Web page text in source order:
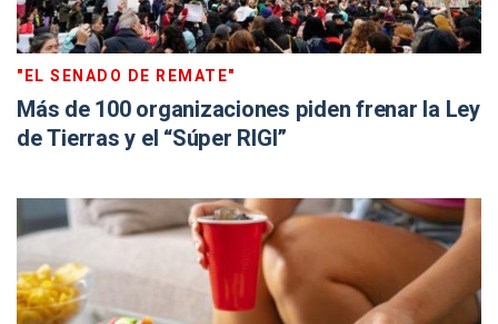
"EL SENADO DE REMATE"
Más de 100 organizaciones piden frenar la Ley
de Tierras y el “Súper RIGI”